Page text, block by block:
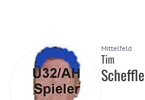
Mittelfeld
Tim